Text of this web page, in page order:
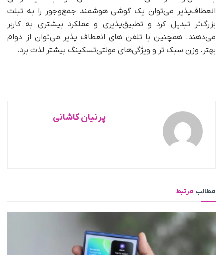
انعطاف‌پذیر می‌توان یک گوشی‌ هوشمند جمع‌وجور را به تبلت
بزرگ‌تر تبدیل کرد و تطبیق‌پذیری و عملکرد بیشتری به کاربر
می‌دهند. همچنین با تلفن های انعطاف پذیر می‌توان از دوام
بهتر، وزن سبک تر و ویژگی‌های مولتی‌تسکینگ بیشتر لذت برد.
پرنیان کاشانی
مطالب مرتبط